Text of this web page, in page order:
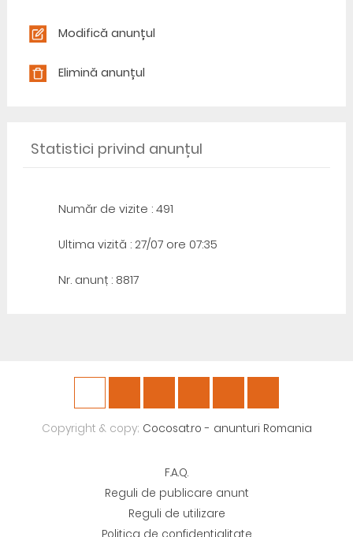
Modifică anunțul
Elimină anunțul
Statistici privind anunțul
Număr de vizite : 491
Ultima vizită : 27/07 ore 07:35
Nr. anunț : 8817
Copyright & copy; Cocosat.ro - anunturi Romania
F.A.Q.
Reguli de publicare anunt
Reguli de utilizare